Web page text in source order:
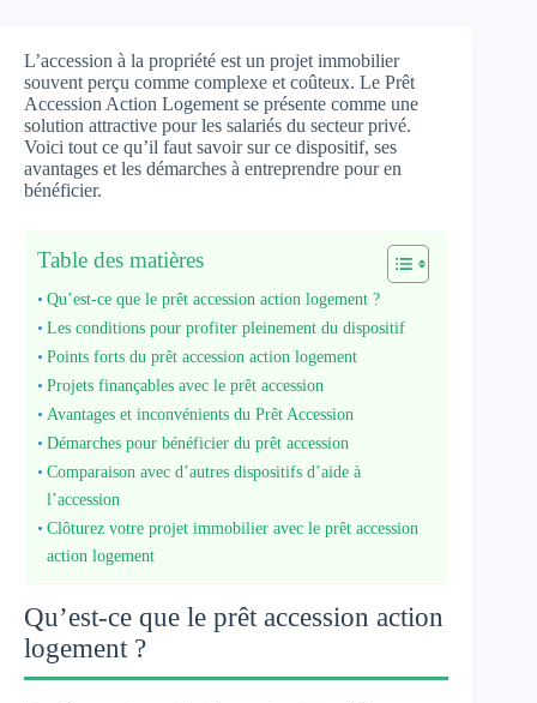
L’accession à la propriété est un projet immobilier
souvent perçu comme complexe et coûteux. Le Prêt
Accession Action Logement se présente comme une
solution attractive pour les salariés du secteur privé.
Voici tout ce qu’il faut savoir sur ce dispositif, ses
avantages et les démarches à entreprendre pour en
bénéficier.
Table des matières
Qu’est-ce que le prêt accession action logement ?
Les conditions pour profiter pleinement du dispositif
Points forts du prêt accession action logement
Projets finançables avec le prêt accession
Avantages et inconvénients du Prêt Accession
Démarches pour bénéficier du prêt accession
Comparaison avec d’autres dispositifs d’aide à
l’accession
Clôturez votre projet immobilier avec le prêt accession
action logement
Qu’est-ce que le prêt accession action
logement ?